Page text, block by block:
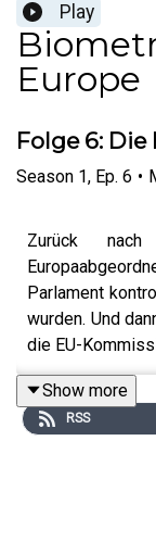
Play
Europe
Folge 6: Die
Season 1, Ep. 6 •
Zurück
Parlament
wurden. Und
die EU-
Show more
RSS